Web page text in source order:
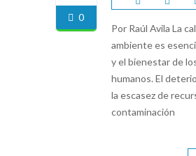
0
Por Raúl Avila La
ambiente es
y el bienestar de
humanos. El
la escasez de
contaminación